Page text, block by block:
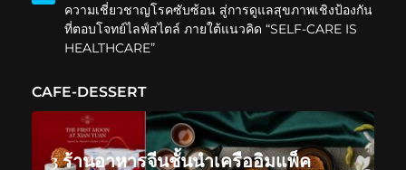
ความเชี่ยวชาญโรคซับซ้อน สู่การดูแลสุขภาพเชิงป้องกัน
ที่ตอบโจทย์ไลฟ์สไตล์ ภายใต้แนวคิด “SELF-CARE IS
HEALTHCARE”
CAFE-DESSERT
3 ร้านอาหารจีนชั้นนำเครืออิมแพ็ค